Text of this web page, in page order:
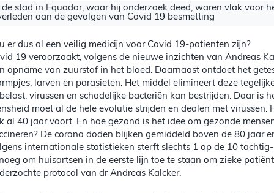
de stad in Equador, waar hij onderzoek deed, waren vlak voor
aan de gevolgen van Covid 19 besmetting
er dus al een veilig medicijn voor Covid 19-patienten zijn?
19 veroorzaakt, volgens de nieuwe inzichten van Andreas
opname van zuurstof in het bloed. Daarnaast ontdoet het
larven en parasieten. Het middel elimineert deze
virussen en schadelijke bacteriën kan bestrijden. Daar is
moet al de hele evolutie strijden en dealen met virussen.
al 40 jaar voort. En hoe gezond is het idee om gezonde
De corona doden blijken gemiddeld boven de 80 jaar
internationale statistieken sterft slechts 1 op de 10
om huisartsen in de eerste lijn toe te staan om zieke
protocol van dr Andreas Kalcker.